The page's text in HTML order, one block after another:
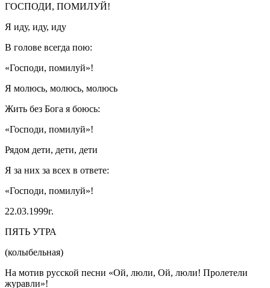
ГОСПОДИ, ПОМИЛУЙ!
Я иду, иду, иду
В голове всегда пою:
«Господи, помилуй»!
Я молюсь, молюсь, молюсь
Жить без Бога я боюсь:
«Господи, помилуй»!
Рядом дети, дети, дети
Я за них за всех в ответе:
«Господи, помилуй»!
22.03.1999г.
ПЯТЬ УТРА
(колыбельная)
На мотив русской песни «Ой, люли, Ой, люли! Пролетели
журавли»!